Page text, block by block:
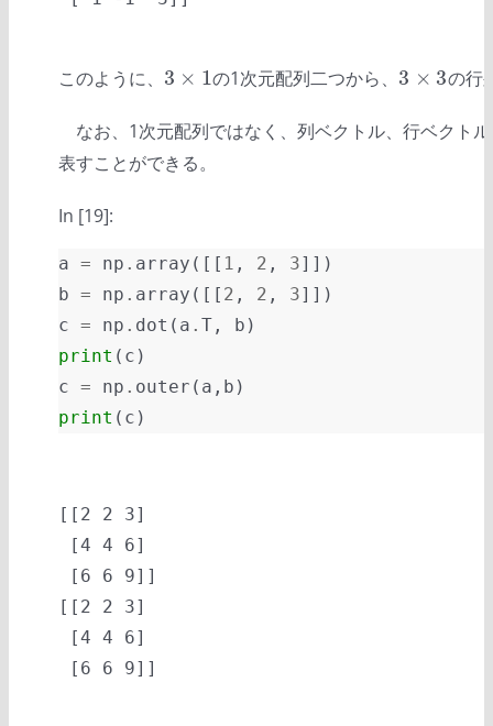
このように、 3 × 1
3 ×1 の1次元配列二つから、 3 × 3
3 ×3 の行
なお、1次元配列ではなく、列ベクトル、行ベクト
表すことができる。
In [19]:
a = np . array ([[ 1 , 2 , 3]])
b = np . array ([[ 2 , 2 , 3]])
c = np . dot ( a . T , b )
print ( c )
c = np . outer ( a , b )
print ( c )
[[2 2 3]
[4 4 6]
[6 6 9]]
[[2 2 3]
[4 4 6]